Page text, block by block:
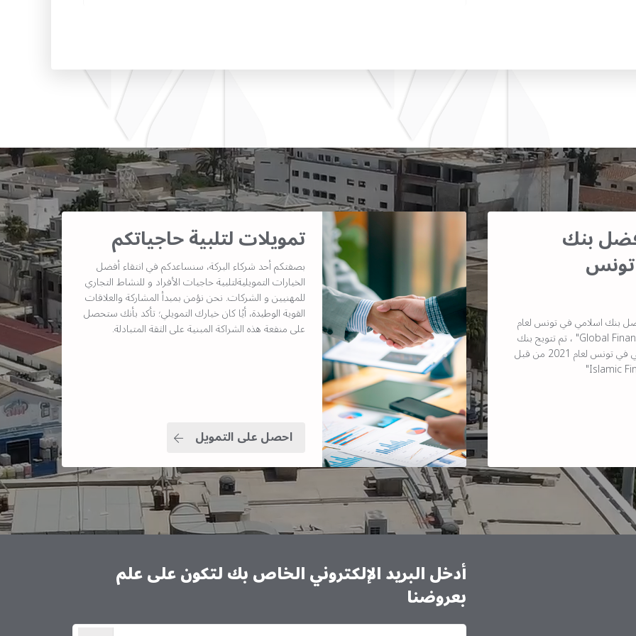
بنك
بنك اسلامي في تونس لعام
2021 من قبل مجلة "Global Finance" ، تم تتويج بنك
البركة كأفضل بنك إسلامي في تونس لعام 2021 من قبل
تمويلات لتلبية حاجياتكم
بصفتكم أحد شركاء البركة، سنساعدكم في انتقاء أفضل
الخيارات التمويليةلتلبية حاجيات الأفراد و للنشاط التجاري
للمهنيين و الشركات. نحن نؤمن بمبدأ المشاركة والعلاقات
القوية الوطيدة، أيًا كان خيارك التمويلي؛ تأكد بأنك ستحصل
على منفعة هذه الشراكة المبنية على الثقة المتبادلة.
احصل على التمويل
أدخل البريد الإلكتروني الخاص بك لتكون على علم
بعروضنا
الاشتراك